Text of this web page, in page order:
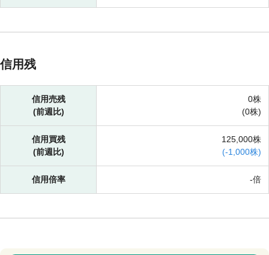
信用残
信用売残
(前週比)
0株
(0株)
信用買残
(前週比)
125,000株
(-1,000株)
信用倍率 -倍